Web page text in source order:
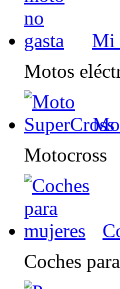
Mi
Motos
Motocross
Coches